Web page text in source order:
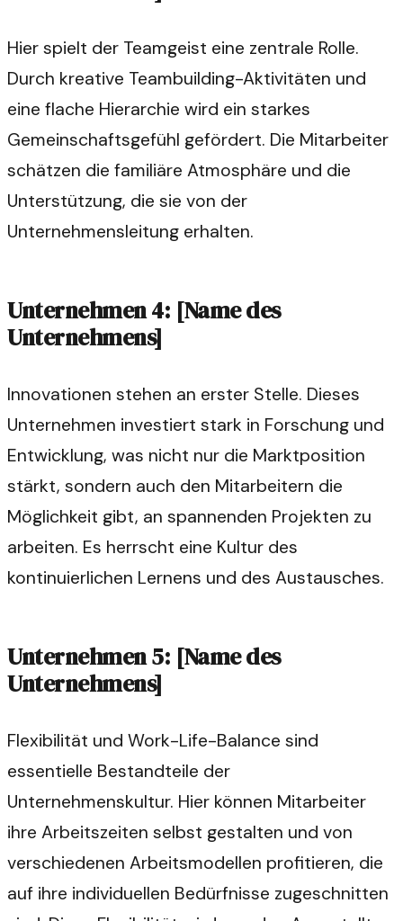
Hier spielt der Teamgeist eine zentrale Rolle.
Durch kreative Teambuilding-Aktivitäten und
eine flache Hierarchie wird ein starkes
Gemeinschaftsgefühl gefördert. Die Mitarbeiter
schätzen die familiäre Atmosphäre und die
Unterstützung, die sie von der
Unternehmensleitung erhalten.
Unternehmen 4: [Name des
Unternehmens]
Innovationen stehen an erster Stelle. Dieses
Unternehmen investiert stark in Forschung und
Entwicklung, was nicht nur die Marktposition
stärkt, sondern auch den Mitarbeitern die
Möglichkeit gibt, an spannenden Projekten zu
arbeiten. Es herrscht eine Kultur des
kontinuierlichen Lernens und des Austausches.
Unternehmen 5: [Name des
Unternehmens]
Flexibilität und Work-Life-Balance sind
essentielle Bestandteile der
Unternehmenskultur. Hier können Mitarbeiter
ihre Arbeitszeiten selbst gestalten und von
verschiedenen Arbeitsmodellen profitieren, die
auf ihre individuellen Bedürfnisse zugeschnitten